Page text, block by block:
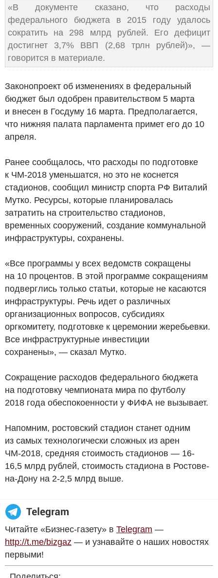
«В документе сказано, что расходы
федерального бюджета в 2015 году удалось
сократить на 298 млрд рублей. Его дефицит
достигнет 3,7% ВВП (2,68 трлн рублей)», —
говорится в материале.
Законопроект об изменениях в федеральный
бюджет был одобрен правительством 5 марта
и внесен в Госдуму 16 марта. Предполагается,
что нижняя палата парламента примет его до 10
апреля.
Ранее сообщалось, что расходы по подготовке
к ЧМ-2018 уменьшатся, но это не коснется
стадионов, сообщил министр спорта РФ Виталий
Мутко. Ресурсы, которые планировалась
затратить на строительство стадионов,
временных сооружений, создание коммунальной
инфраструктуры, сохранены.
«Все программы у всех ведомств сокращены
на 10 процентов. В этой программе сокращениям
подверглись только статьи, которые не касаются
инфраструктуры. Речь идет о различных
организационных вопросов, субсидиях
оргкомитету, подготовке к церемонии жеребьевки.
Все инфраструктурные инвестиции
сохранены», — сказал Мутко.
Сокращение расходов федерального бюджета
на подготовку чемпионата мира по футболу
2018 года обеспокоенности у ФИФА не вызывает.
Напомним, ростовский стадион станет одним
из самых технологически сложных из арен
ЧМ-2018, средняя стоимость стадионов — 16-
16,5 млрд рублей, стоимость стадиона в Ростове-
на-Дону на 2-2,5 млрд выше.
Читайте «Бизнес-газету» в Telegram —
http://t.me/bizgaz — и узнавайте о наших новостях
первыми!